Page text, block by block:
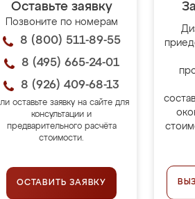
Оставьте заявку
Позвоните по номерам
8 (800) 511-89-55
8 (495) 665-24-01
8 (926) 409-68-13
оставьте заявку на сайте для
консультации и
предварительного расчёта
стоимости.
ОСТАВИТЬ ЗАЯВКУ